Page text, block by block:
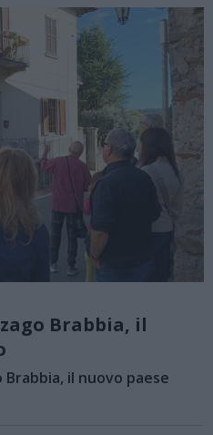
Brabbia, il
il nuovo paese